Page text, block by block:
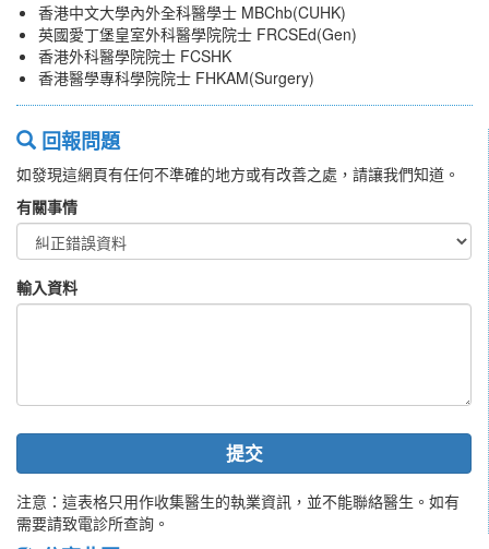
香港中文大學內外全科醫學士 MBChb(CUHK)
英國愛丁堡皇室外科醫學院院士 FRCSEd(Gen)
香港外科醫學院院士 FCSHK
香港醫學專科學院院士 FHKAM(Surgery)
回報問題
如發現這網頁有任何不準確的地方或有改善之處，請讓我們知道。
有關事情
輸入資料
提交
注意：這表格只用作收集醫生的執業資訊，並不能聯絡醫生。如有
需要請致電診所查詢。